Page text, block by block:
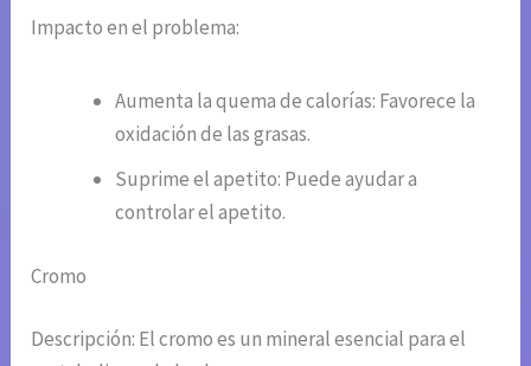
Impacto en el problema:
Aumenta la quema de calorías: Favorece la
oxidación de las grasas.
Suprime el apetito: Puede ayudar a
controlar el apetito.
Cromo
Descripción: El cromo es un mineral esencial para el